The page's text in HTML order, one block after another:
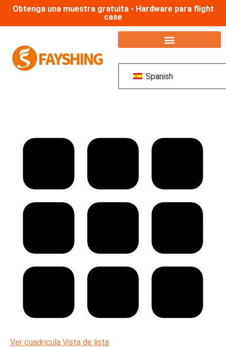
Obtenga una muestra gratuita - Hardware para flight
case
Spanish
Ver cuadrícula Vista de lista